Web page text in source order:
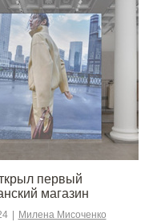
первый
магазин
Милена Мисоченко